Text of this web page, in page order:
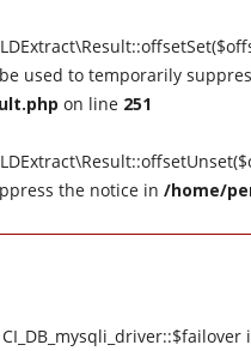
used to temporarily
on line 251
the notice in /home/